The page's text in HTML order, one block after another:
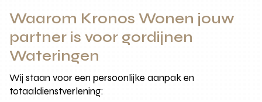
Waarom Kronos Wonen jouw
partner is voor gordijnen
Wateringen
Wij staan voor een persoonlijke aanpak en
totaaldienstverlening: